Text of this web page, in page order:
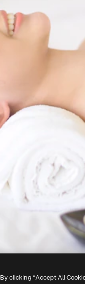
By clicking “Accept All